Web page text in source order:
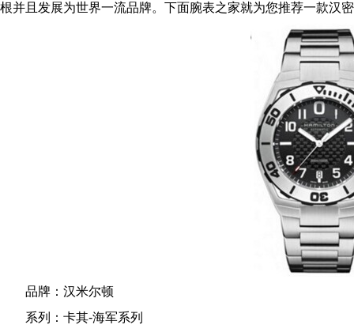
根并且发展为世界一流品牌。下面腕表之家就为您推荐一款汉
品牌：汉米尔顿
系列：卡其-海军系列